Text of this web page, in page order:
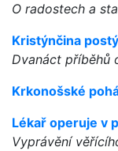
O radostech a
Kristýnčina
Dvanáct příběhů
Krkonošské
Lékař operuje v
Vyprávění